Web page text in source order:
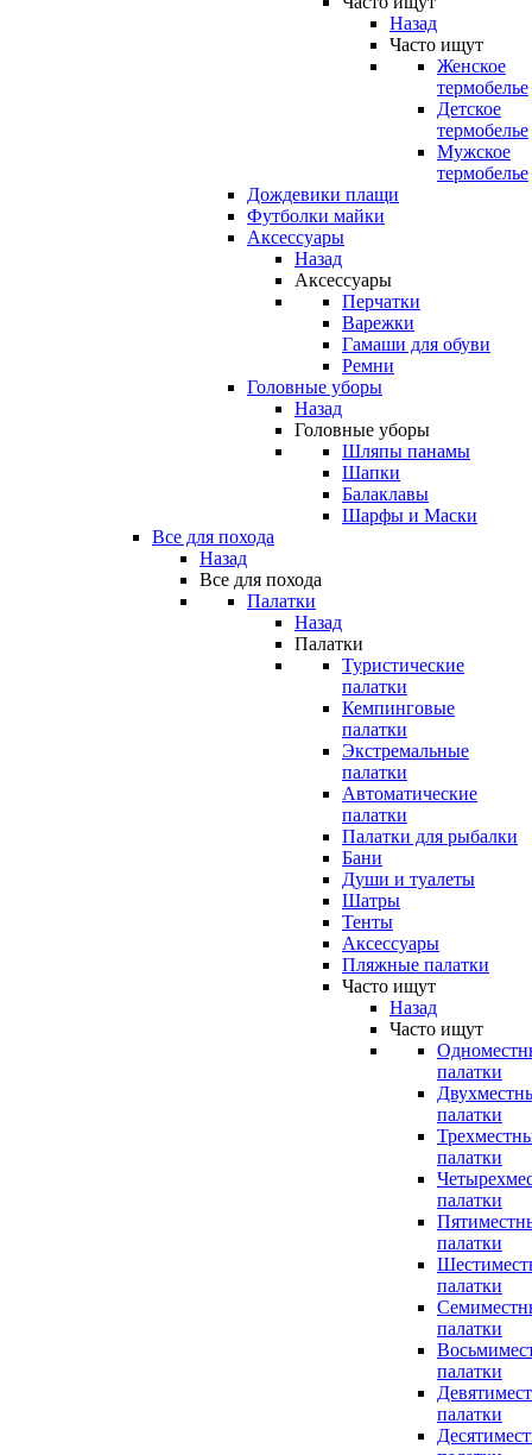
Назад
Часто ищут
Женское
термобелье
Детское
термобелье
Мужское
термобелье
Дождевики плащи
Футболки майки
Аксессуары
Назад
Аксессуары
Перчатки
Варежки
Гамаши для обуви
Ремни
Головные уборы
Назад
Головные уборы
Шляпы панамы
Шапки
Балаклавы
Шарфы и Маски
Все для похода
Назад
Все для похода
Палатки
Назад
Палатки
Туристические
палатки
Кемпинговые
палатки
Экстремальные
палатки
Автоматические
палатки
Палатки для рыбалки
Бани
Души и туалеты
Шатры
Тенты
Аксессуары
Пляжные палатки
Часто ищут
Назад
Часто ищут
палатки
палатки
палатки
палатки
палатки
палатки
палатки
палатки
палатки